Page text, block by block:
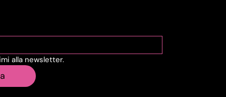
IL CASO 137
alla newsletter.